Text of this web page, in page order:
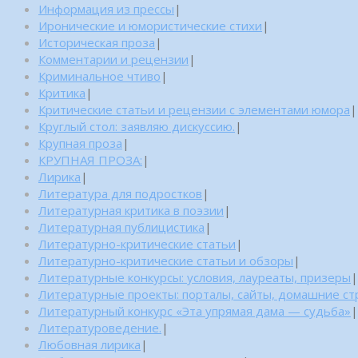
Информация из прессы |
Иронические и юмористические стихи |
Историческая проза |
Комментарии и рецензии |
Криминальное чтиво |
Критика |
Критические статьи и рецензии с элементами юмора |
Круглый стол: заявляю дискуссию. |
Крупная проза |
КРУПНАЯ ПРОЗА: |
Лирика |
Литература для подростков |
Литературная критика в поэзии |
Литературная публицистика |
Литературно-критические статьи |
Литературно-критические статьи и обзоры |
Литературные конкурсы: условия, лауреаты, призеры |
Литературные проекты: порталы, сайты, домашние
Литературный конкурс «Эта упрямая дама — судьба» |
Литературоведение. |
Любовная лирика |